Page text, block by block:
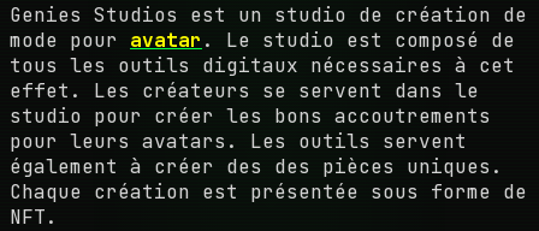
Genies Studios est un studio de création de
mode pour avatar . Le studio est composé de
tous les outils digitaux nécessaires à cet
effet. Les créateurs se servent dans le
studio pour créer les bons accoutrements
pour leurs avatars. Les outils servent
également à créer des des pièces uniques.
Chaque création est présentée sous forme de
NFT.